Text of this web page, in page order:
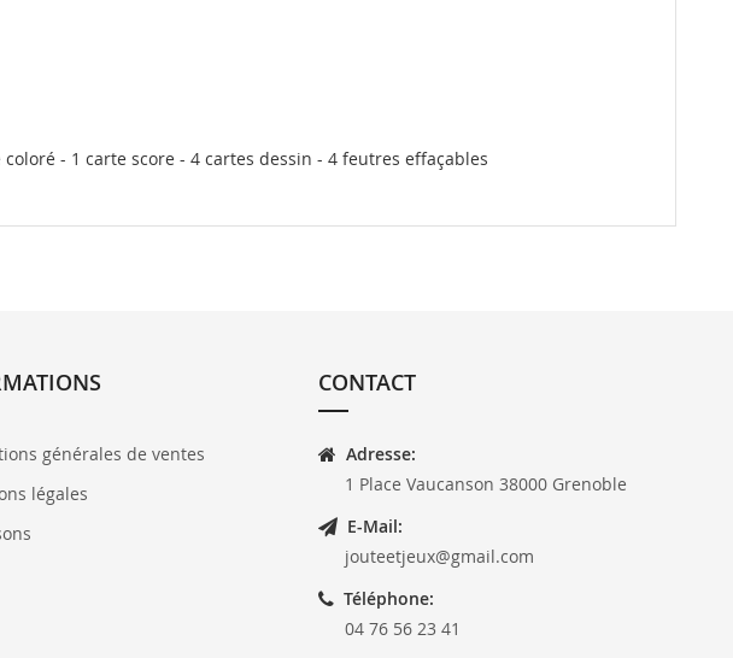
- 1 carte score - 4 cartes dessin - 4 feutres effaçables
générales de ventes
légales
CONTACT
Adresse:
1 Place Vaucanson 38000 Grenoble
E-Mail:
jouteetjeux@gmail.com
Téléphone:
04 76 56 23 41